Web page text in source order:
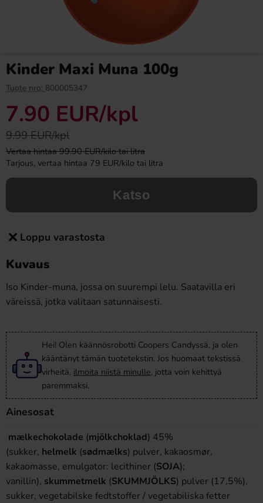
Fazer Viol Tablettipussi 38g
Osta
Fanta Crimson Cherry 50cl
Kinder Maxi Muna 100g
Tuote nro: 800005347
7.90 EUR/kpl
9.99 EUR/kpl
Vertaa hintaa 99.90 EUR/kilo tai litra
Tarjous, vertaa hintaa 79 EUR/kilo tai litra
Katso
Loppu varastosta
Kuvaus
Iso Kinder-muna, jossa on suurempi lelu. Saatavilla eri
väreissä, jotka valitaan satunnaisesti.
Hei! Olen käännösrobotti Coopers Candyssä, ja olen
kääntänyt tämän tuotetekstin. Jos huomaat tekstissä
virheitä, ilmoita niistä minulle, jotta voin kehittyä
paremmaksi.
Ainesosat
mælkechokolade (mjölkchoklad) 45%
(sukker, helmelk (sødmælks) pulver, kakaosmør,
kakaomasse, emulgator: lecithiner (SOJA);
vanillin), skummetmelk (SKUMMJÖLKS) pulver (17,5%),
sukker, vegetabilske fedtstoffer / vegetabiliska fetter